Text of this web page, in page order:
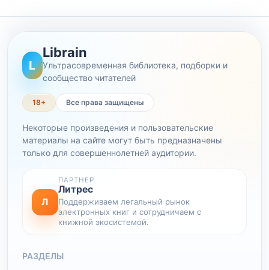
L
Librain
Ультрасовременная библиотека, подборки и
сообщество читателей
18+ Все права защищены
Некоторые произведения и пользовательские
материалы на сайте могут быть предназначены
только для совершеннолетней аудитории.
Л
ПАРТНЕР
Литрес
Поддерживаем легальный рынок
электронных книг и сотрудничаем с
книжной экосистемой.
РАЗДЕЛЫ